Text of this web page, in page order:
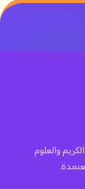
والعلوم